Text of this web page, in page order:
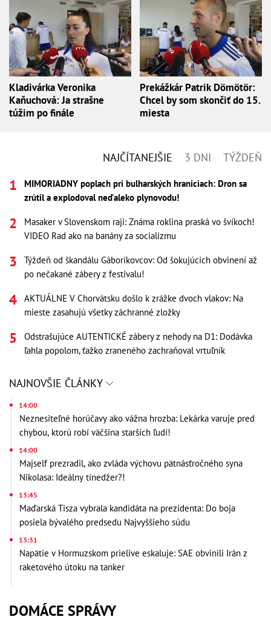
Kladivárka Veronika
Kaňuchová: Ja strašne
túžim po finále
Prekážkár Patrik Dömötör:
Chcel by som skončiť do 15.
miesta
NAJČÍTANEJŠIE 3 DNI TÝŽDEŇ
MIMORIADNY poplach pri bulharských hraniciach: Dron sa
zrútil a explodoval neďaleko plynovodu!
Masaker v Slovenskom raji: Známa roklina praská vo švíkoch!
VIDEO Rad ako na banány za socializmu
Týždeň od škandálu Gáboríkovcov: Od šokujúcich obvinení až
po nečakané zábery z festivalu!
AKTUÁLNE V Chorvátsku došlo k zrážke dvoch vlakov: Na
mieste zasahujú všetky záchranné zložky
Odstrašujúce AUTENTICKÉ zábery z nehody na D1: Dodávka
ľahla popolom, ťažko zraneného zachraňoval vrtuľník
NAJNOVŠIE ČLÁNKY
14:00
Neznesiteľné horúčavy ako vážna hrozba: Lekárka varuje pred
chybou, ktorú robí väčšina starších ľudí!
14:00
Majself prezradil, ako zvláda výchovu pätnásťročného syna
Nikolasa: Ideálny tínedžer?!
13:45
Maďarská Tisza vybrala kandidáta na prezidenta: Do boja
posiela bývalého predsedu Najvyššieho súdu
13:31
Napätie v Hormuzskom prielive eskaluje: SAE obvinili Irán z
raketového útoku na tanker
DOMÁCE SPRÁVY